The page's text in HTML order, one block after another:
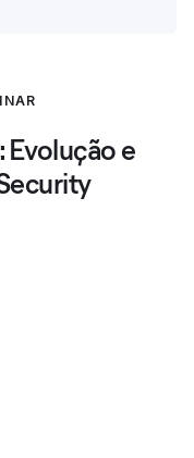
Evolução e